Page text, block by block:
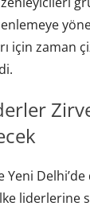
için zaman
liderlerine